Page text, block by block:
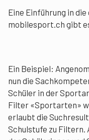
Eine Einführung in
mobilesport.ch gibt
Ein Beispiel:
nun die
Schüler in der
Filter «Sportarten»
erlaubt die
Schulstufe zu Filtern.